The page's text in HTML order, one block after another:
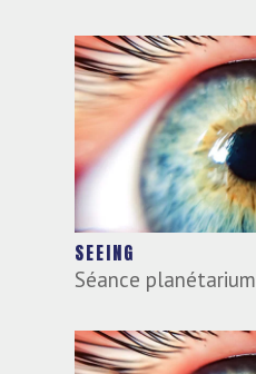
SEEING
Séance planétarium